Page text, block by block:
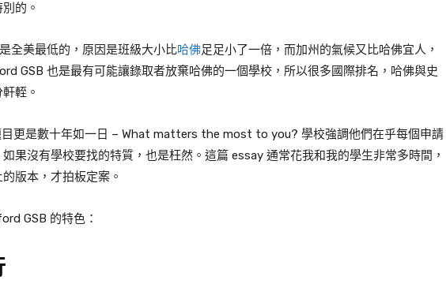
的。
全美最低的，原因是班級大小比哈佛足足小了一倍，而加州的氣候又比哈佛宜人，
GSB 也是最有可能讓錄取者放棄哈佛的一個學校，所以很多國際排名，哈佛與史
輊。
更是數十年如一日 – What matters the most to you? 學校強調他們在乎每個申請
果沒有學校要找的特質，也是枉然。這篇 essay 通常花我和我的學生非常多時間，
版本，才拍板定案。
GSB 的特色：